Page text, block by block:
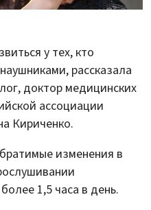
у тех, кто
рассказала
доктор медицинских
ассоциации
Кириченко.
изменения в
1,5 часа в день.